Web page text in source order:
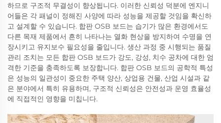
하므로 구조적 무결성이 향상됩니다. 이러한 신뢰성 덕분에 엔지니
어들은 각 패널이 정해진 사양에 따라 성능을 제공할 것임을 확신하
고 설계할 수 있습니다. 합판 OSB 보드는 습기가 많은 환경에서도
다른 목재 제품에서 흔히 나타나는 열화 현상을 방지하여 수명을 연
장시키고 유지보수 필요성을 줄입니다. 생산 과정 중 시행되는 품질
관리 조치는 모든 합판 OSB 보드가 강도, 강성, 치수 공차에 대한 엄
격한 기준을 충족하도록 보장합니다. 합판 OSB 보드의 공학적 특성
은 성능의 일관성이 중요한 주택 양산, 상업용 건물, 산업 시설과 같
은 분야에서 특히 유용하며, 구조적 신뢰성은 안전성과 운영 효율성
에 직접적인 영향을 미칩니다.